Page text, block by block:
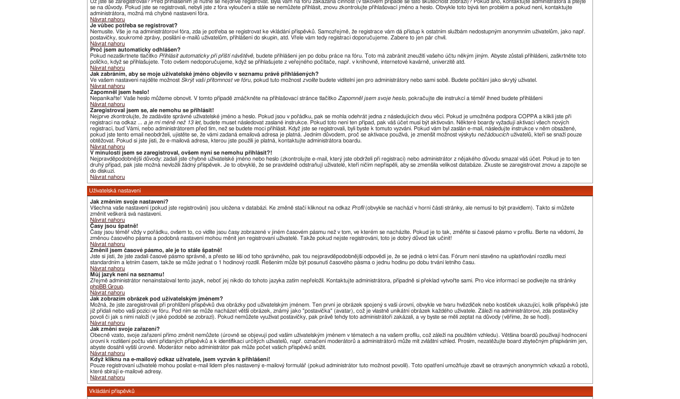
Už jste se zaregistrovali? Před přihlášením je nutné se nejdříve registrovat. Byla vám na fóru zakázána činnost (v takovém případě se tato skutečnost zobrazí)? Pokud ano, kontaktujte administrátora a ptejte
se na důvody. Pokud jste se registrovali, nebyli jste z fóra vyloučeni a stále se nemůžete přihlásit, znovu zkontrolujte přihlašovací jméno a heslo. Obvykle toto bývá ten problém a pokud není, kontaktujte
administrátora, možná má chybné nastavení fóra.
Návrat nahoru
Je vůbec potřeba se registrovat?
Nemusíte. Vše je na administrátorovi fóra, zda je potřeba se registrovat ke vkládání příspěvků. Samozřejmě, že registrace vám dá přístup k ostatním službám nedostupným anonymním uživatelům, jako např.
postavičky, soukromé zprávy, posílání e-mailů uživatelům, přihlášení do skupin, atd. Vřele vám tedy registraci doporučujeme. Zabere to jen pár chvil.
Návrat nahoru
Proč jsem automaticky odhlášen?
Pokud nezaškrtnete tlačítko Přihlásit automaticky při příští návštěvě, budete přihlášeni jen po dobu práce na fóru. Toto má zabránit zneužití vašeho účtu někým jiným. Abyste zůstali přihlášeni, zaškrtněte toto
políčko, když se přihlašujete. Toto ovšem nedoporučujeme, když se přihlašujete z veřejného počítače, např. v knihovně, internetové kavárně, univerzitě atd.
Návrat nahoru
Jak zabráním, aby se moje uživatelské jméno objevilo v seznamu právě přihlášených?
Ve vašem nastavení najděte možnost Skrýt vaši přítomnost ve fóru, pokud tuto možnost zvolítebudete viditelní jen pro administrátory nebo sami sobě. Budete počítáni jako skrytý uživatel.
Návrat nahoru
Zapomněl jsem heslo!
Nepanikařte! Vaše heslo můžeme obnovit. V tomto případě zmáčkněte na přihlašovací stránce tlačítko Zapomněl jsem svoje heslo, pokračujte dle instrukcí a téměř ihned budete přihlášeni
Návrat nahoru
Zaregistroval jsem se, ale nemohu se přihlásit!
Nejprve zkontrolujte, že zadáváte správné uživatelské jméno a heslo. Pokud jsou v pořádku, pak se mohla odehrát jedna z následujících dvou věcí. Pokud je umožněna podpora COPPA a klikli jste při
registraci na odkaz ... a je mi méně než 13 let, budete muset následovat zaslané instrukce. Pokud toto není ten případ, pak váš účet musí být aktivován. Některé boardy vyžadují aktivaci všech nových
registrací, buď Vámi, nebo administrátorem před tím, než se budete moci přihlásit. Když jste se registrovali, byli byste k tomuto vyzváni. Pokud vám byl zaslán e-mail, následujte instrukce v něm obsažené,
pokud jste tento email neobdrželi, ujistěte se, že vámi zadaná emailová adresa je platná. Jedním důvodem, proč se aktivace používá, je zmenšit možnost výskytu nežádoucíchuživatelů, kteří se snaží pouze
obtěžovat. Pokud si jste jisti, že e-mailová adresa, kterou jste použili je platná, kontaktujte administrátora boardu.
Návrat nahoru
V minulosti jsem se zaregistroval, ovšem nyní se nemohu přihlásit?!
Nejpravděpodobnější důvody: zadali jste chybné uživatelské jméno nebo heslo (zkontrolujte e-mail, který jste obdrželi při registraci) nebo administrátor z nějakého důvodu smazal váš účet. Pokud je to ten
druhý případ, pak jste možná nevložili žádný příspěvek. Je to obvyklé, že se pravidelně odstraňují uživatelé, kteří ničím nepřispěli, aby se zmenšila velikost databáze. Zkuste se zaregistrovat znovu a zapojte se
do diskuzí.
Návrat nahoru
Uživatelská nastavení
Jak změním svoje nastavení?
Všechna vaše nastavení (pokud jste registrováni) jsou uložena v databázi. Ke změně stačí kliknout na odkaz Profil(obvykle se nachází v horní části stránky, ale nemusí to být pravidlem). Takto si můžete
změnit veškerá svá nastavení.
Návrat nahoru
Časy jsou špatně!
Časy jsou téměř vždy v pořádku, ovšem to, co vidíte jsou časy zobrazené v jiném časovém pásmu než v tom, ve kterém se nacházíte. Pokud je to tak, změňte si časové pásmo v profilu. Berte na vědomí, že
změnou časového pásma a podobná nastavení mohou měnit jen registrovaní uživatelé. Takže pokud nejste registrováni, toto je dobrý důvod tak učinit!
Návrat nahoru
Změnil jsem časové pásmo, ale je to stále špatně!
Jste si jisti, že jste zadali časové pásmo správně, a přesto se liší od toho správného, pak tou nejpravděpodobnější odpovědí je, že se jedná o letní čas. Fórum není stavěno na uplatňování rozdílu mezi
standardním a letním časem, takže se může jednat o 1 hodinový rozdíl. Řešením může být posunutí časového pásma o jednu hodinu po dobu trvání letního času.
Návrat nahoru
Můj jazyk není na seznamu!
Zřejmě administrátor nenainstaloval tento jazyk, neboť jej nikdo do tohoto jazyka zatím nepřeložil. Kontaktujte administrátora, případně si překlad vytvořte sami. Pro více informací se podívejte na stránky
phpBB Group.
Návrat nahoru
Jak zobrazím obrázek pod uživatelským jménem?
Možná, že jste zaregistrovali při prohlížení příspěvků dva obrázky pod uživatelským jménem. Ten první je obrázek spojený s vaší úrovní, obvykle ve tvaru hvězdiček nebo kostiček ukazující, kolik příspěvků jste
již přidali nebo vaší pozici ve fóru. Pod ním se může nacházet větší obrázek, známý jako "postavička" (avatar), což je vlastně unikátní obrázek každého uživatele. Záleží na administrátorovi, zda postavičky
povolí či jak s nimi naloží (v jaké podobě se zobrazí). Pokud nemůžete využívat postavičky, pak právě tehdy toto administrátoři zakázali, a vy byste se měli zeptat na důvody (věříme, že se hodí).
Návrat nahoru
Jak změní svoje zařazení?
Obecně vzato, svoje zařazení přímo změnit nemůžete (úrovně se objevují pod vaším uživatelským jménem v tématech a na vašem profilu, což záleží na použitém vzhledu). Většina boardů používají hodnocení
úrovní k rozlišení počtu vámi přidaných příspěvků a k identifikaci určitých uživatelů, např. označení moderátorů a administrátorů může mít zvláštní vzhled. Prosím, nezatěžujte board zbytečným přispíváním jen,
abyste dosáhli vyšší úrovně. Moderátor nebo administrátor pak může počet vašich příspěvků snížit.
Návrat nahoru
Když kliknu na e-mailový odkaz uživatele, jsem vyzván k přihlášení!
Pouze registrovaní uživatelé mohou posílat e-mail lidem přes nastavený e-mailový formulář (pokud administrátor tuto možnost povolil). Toto opatření umožňuje zbavit se otravných anonymních vzkazů a robotů,
které sbírají e-mailové adresy.
Návrat nahoru
Vkládání příspěvků